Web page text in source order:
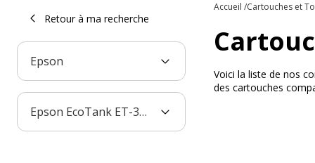
Retour à ma recherche
Epson
Epson EcoTank ET-3600
Accueil Cartouches et
Voici la liste de nos
des cartouches